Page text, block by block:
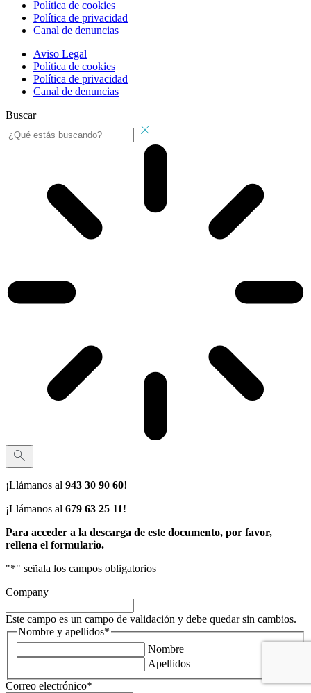
Política de cookies
Política de privacidad
Canal de denuncias
Aviso Legal
Política de cookies
Política de privacidad
Canal de denuncias
Buscar
¡Llámanos al 943 30 90 60!
¡Llámanos al 679 63 25 11!
Para acceder a la descarga de este documento, por favor,
rellena el formulario.
"*" señala los campos obligatorios
Company
Este campo es un campo de validación y debe quedar sin cambios.
Nombre y apellidos*
Nombre
Apellidos
Correo electrónico*